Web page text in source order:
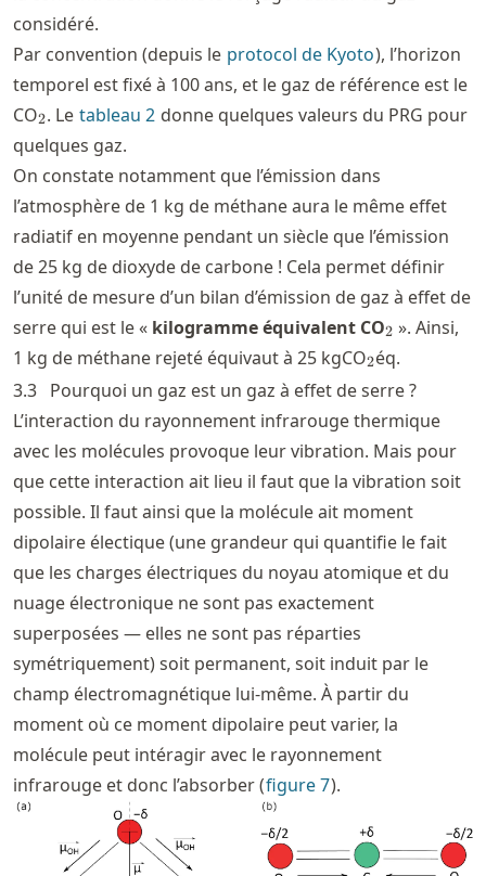
considéré.
Par convention (depuis le protocol de Kyoto), l’horizon
temporel est fixé à 100 ans, et le gaz de référence est le
CO_2
2. Le tableau 2 donne quelques valeurs du PRG pour
quelques gaz.
On constate notamment que l’émission dans
l’atmosphère de 1 kg de méthane aura le même effet
radiatif en moyenne pendant un siècle que l’émission
de 25 kg de dioxyde de carbone ! Cela permet définir
l’unité de mesure d’un bilan d’émission de gaz à effet de
serre qui est le « kilogramme équivalent CO_2
2 ». Ainsi,
1 kg de méthane rejeté équivaut à 25 kgCO_2
2éq.
3.3 Pourquoi un gaz est un gaz à effet de serre ?
L’interaction du rayonnement infrarouge thermique
avec les molécules provoque leur vibration. Mais pour
que cette interaction ait lieu il faut que la vibration soit
possible. Il faut ainsi que la molécule ait moment
dipolaire électique (une grandeur qui quantifie le fait
que les charges électriques du noyau atomique et du
nuage électronique ne sont pas exactement
superposées — elles ne sont pas réparties
symétriquement) soit permanent, soit induit par le
champ électromagnétique lui-même. À partir du
moment où ce moment dipolaire peut varier, la
molécule peut intéragir avec le rayonnement
infrarouge et donc l’absorber (figure7).